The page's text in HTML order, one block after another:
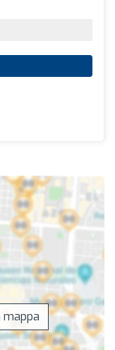
mappa